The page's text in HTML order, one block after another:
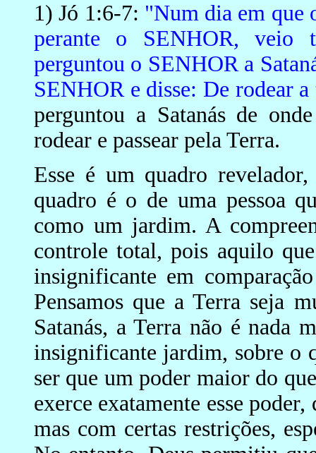
1) Jó 1:6-7: "Num dia em que
perante o SENHOR, veio
perguntou o SENHOR a
SENHOR e disse: De rodear
perguntou a Satanás de
rodear e passear pela Terra.
Esse é um quadro
quadro é o de uma pessoa
como um jardim. A
controle total, pois aquilo
insignificante em
Pensamos que a Terra seja
Satanás, a Terra não é nada
insignificante jardim, sobre o
ser que um poder maior do
exerce exatamente esse
mas com certas restrições,